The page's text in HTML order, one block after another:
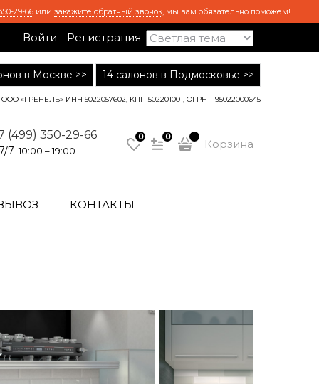
29-66 или закажите обратный звонок, мы вам обязательно поможем!
Войти Регистрация
в Москве >> 14 салонов в Подмосковье >>
ООО «ГРЕНЕЛЬ» ИНН 5022057602, КПП 502201001, ОГРН 1195022000645
(499) 350-29-66
7 10:00 – 19:00
0 0
Корзина
КОНТАКТЫ